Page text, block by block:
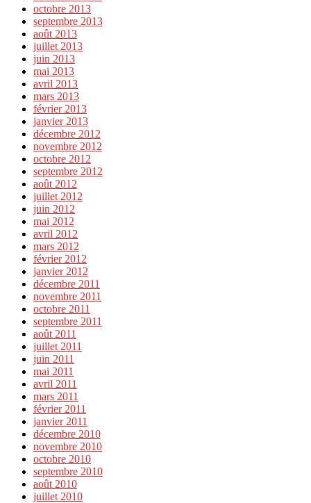
octobre 2013
septembre 2013
août 2013
juillet 2013
juin 2013
mai 2013
avril 2013
mars 2013
février 2013
janvier 2013
décembre 2012
novembre 2012
octobre 2012
septembre 2012
août 2012
juillet 2012
juin 2012
mai 2012
avril 2012
mars 2012
février 2012
janvier 2012
décembre 2011
novembre 2011
octobre 2011
septembre 2011
août 2011
juillet 2011
juin 2011
mai 2011
avril 2011
mars 2011
février 2011
janvier 2011
décembre 2010
novembre 2010
octobre 2010
septembre 2010
août 2010
juillet 2010